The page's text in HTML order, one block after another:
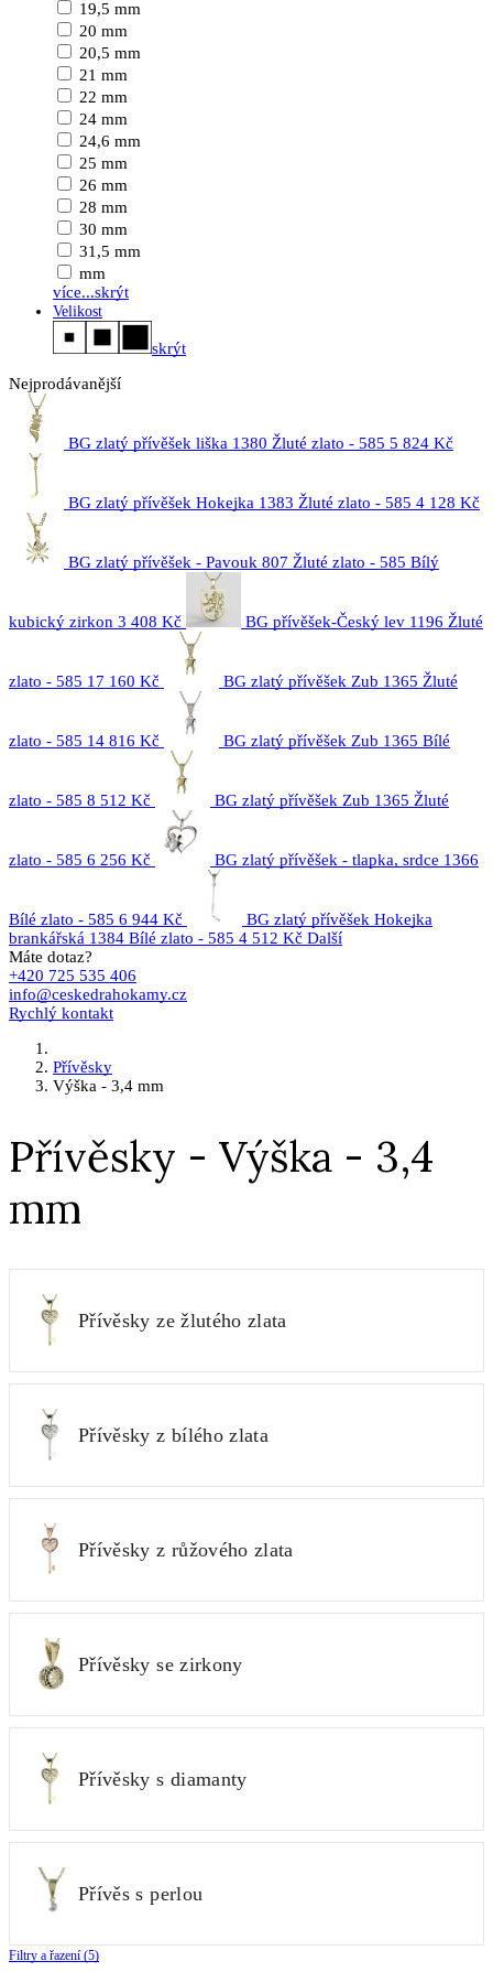
19,5 mm
20 mm
20,5 mm
21 mm
22 mm
24 mm
24,6 mm
25 mm
26 mm
28 mm
30 mm
31,5 mm
mm
více...skrýt
Velikost
skrýt
Nejprodávanější
BG zlatý přívěšek liška 1380 Žluté zlato - 585 5 824 Kč
BG zlatý přívěšek Hokejka 1383 Žluté zlato - 585 4 128 Kč
BG zlatý přívěšek - Pavouk 807 Žluté zlato - 585 Bílý
kubický zirkon 3 408 Kč BG přívěšek-Český lev 1196 Žluté
zlato - 585 17 160 Kč BG zlatý přívěšek Zub 1365 Žluté
zlato - 585 14 816 Kč BG zlatý přívěšek Zub 1365 Bílé
zlato - 585 8 512 Kč BG zlatý přívěšek Zub 1365 Žluté
zlato - 585 6 256 Kč BG zlatý přívěšek - tlapka, srdce 1366
Bílé zlato - 585 6 944 Kč
BG zlatý přívěšek Hokejka
brankářská 1384 Bílé zlato - 585 4 512 Kč Další
Máte dotaz?
+420 725 535 406
info@ceskedrahokamy.cz
Rychlý kontakt
Přívěsky
Výška - 3,4 mm
Přívěsky - Výška - 3,4
mm
Přívěsky ze žlutého zlata
Přívěsky z bílého zlata
Přívěsky z růžového zlata
Přívěsky se zirkony
Přívěsky s diamanty
Přívěs s perlou
Filtry a řazení (5)